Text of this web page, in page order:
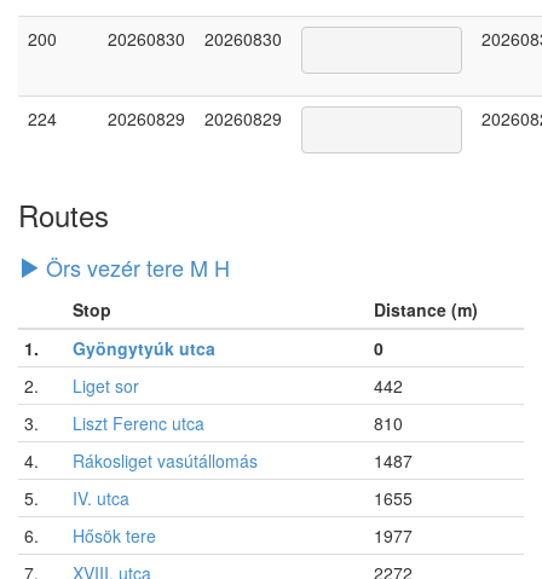
200 20260830 20260830
224 20260829 20260829
Routes
Örs vezér tere M H
Stop
Distance (m)
1.
Gyöngytyúk utca
0
2.
Liget sor
442
3.
Liszt Ferenc utca
810
4.
Rákosliget vasútállomás
1487
5.
IV. utca
1655
6.
Hősök tere
1977
7.
XVIII. utca 2272